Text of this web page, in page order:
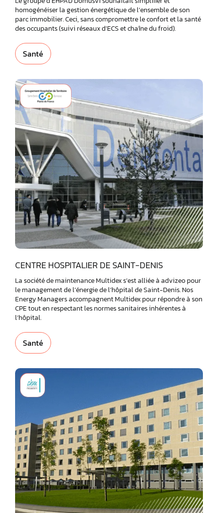
homogénéiser la gestion énergétique de l’ensemble de son
parc immobilier. Ceci, sans compromettre le confort et la santé
des occupants (suivi réseaux d’ECS et chaîne du froid).
Santé
CENTRE HOSPITALIER DE SAINT-DENIS
La société de maintenance Multidex s’est alliée à advizeo pour
le management de l’énergie de l’hôpital de Saint-Denis. Nos
Energy Managers accompagnent Multidex pour répondre à son
CPE tout en respectant les normes sanitaires inhérentes à
l’hôpital.
Santé